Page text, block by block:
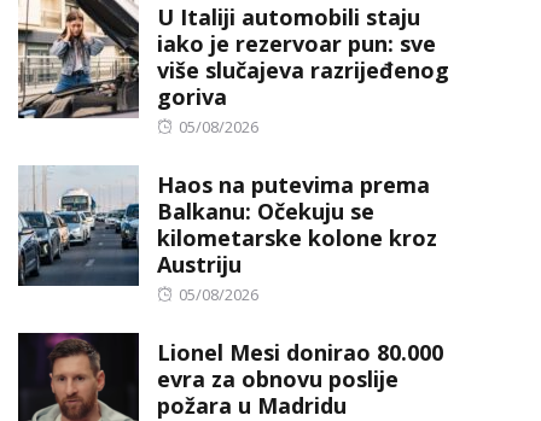
U Italiji automobili staju
iako je rezervoar pun: sve
više slučajeva razrijeđenog
goriva
Posted
05/08/2026
Haos na putevima prema
Balkanu: Očekuju se
kilometarske kolone kroz
Austriju
Posted
05/08/2026
Lionel Mesi donirao 80.000
evra za obnovu poslije
požara u Madridu